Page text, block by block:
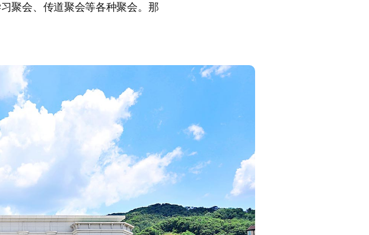
聚会、传道聚会等各种聚会。那